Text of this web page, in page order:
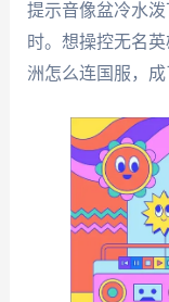
提示音像盆冷水
时。想操控无名
洲怎么连国服，